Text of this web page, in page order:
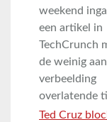
weekend
een artikel in
TechCrunch
de weinig
verbeelding
overlatende
Ted Cruz